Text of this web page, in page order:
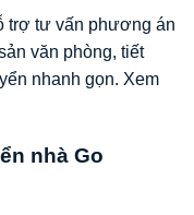
trợ tư vấn phương án
văn phòng, tiết
nhanh gọn. Xem
nhà Go